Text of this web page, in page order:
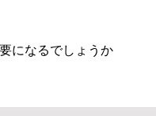
になるでしょうか